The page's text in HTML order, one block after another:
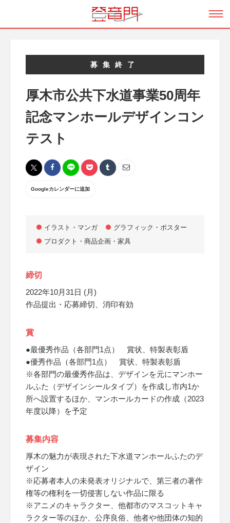
募集終了
厚木市公共下水道事業50周年
記念マンホールデザインコン
テスト
Googleカレンダーに追加
イラスト・マンガ
グラフィック・ポスター
プロダクト・商品企画・家具
締切
2022年10月31日 (月)
作品提出・応募締切、消印有効
賞
●最優秀作品（各部門1点） 賞状、特製表彰盾
●優秀作品（各部門1点） 賞状、特製表彰盾
※各部門の最優秀作品は、デザインを元にマンホー
ルふた（デザインシールタイプ）を作成し市内1か
所へ設置するほか、マンホールカードの作成（2023
年度以降）を予定
募集内容
厚木の魅力が表現された下水道マンホールふたのデ
ザイン
※応募者本人の未発表オリジナルで、第三者の著作
権等の権利を一切侵害しない作品に限る
※アニメのキャラクター、他都市のマスコットキャ
ラクター等のほか、公序良俗、他者や他団体の知的